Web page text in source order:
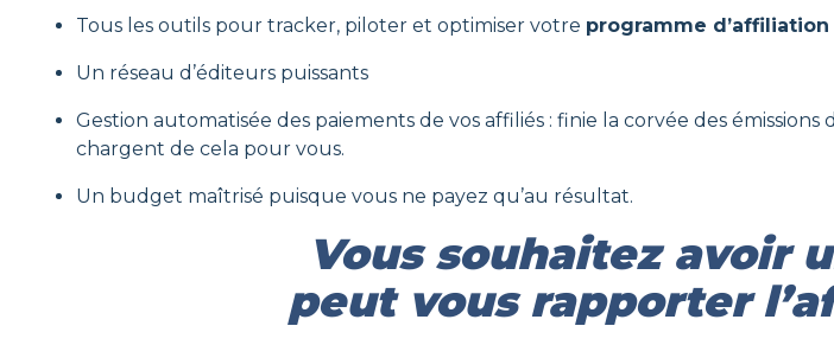
Tous les outils pour tracker, piloter et optimiser votre programme d’affiliation
Un réseau d’éditeurs puissants
Gestion automatisée des paiements de vos affiliés : finie la corvée des
chargent de cela pour vous.
Un budget maîtrisé puisque vous ne payez qu’au résultat.
Vous souhaitez avoir
peut vous rapporter